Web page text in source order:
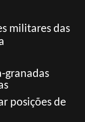
militares das
granadas
posições de